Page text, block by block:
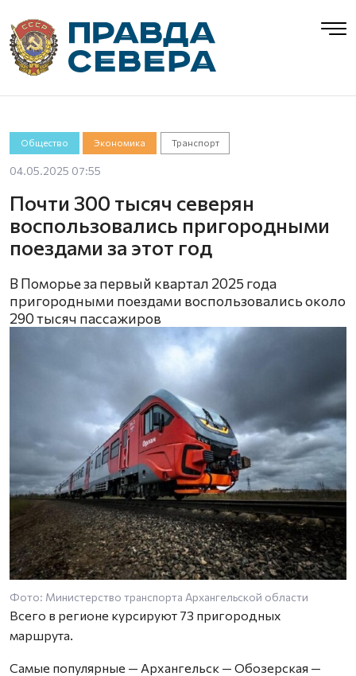
Общество Экономика Транспорт
04.05.2025 07:55
Почти 300 тысяч северян
воспользовались пригородными
поездами за этот год
В Поморье за первый квартал 2025 года
пригородными поездами воспользовались около
290 тысяч пассажиров
Фото: Министерство транспорта Архангельской области
Всего в регионе курсируют 73 пригородных
маршрута.
Самые популярные — Архангельск — Обозерская —